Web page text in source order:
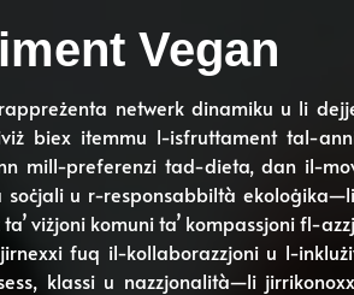
Vegan
netwerk dinamiku u li
biex itemmu l-isfruttament tal-
mill-preferenzi tad-dieta, dan il-
u r-responsabbiltà
viżjoni komuni ta’ kompassjoni fl-
fuq il-kollaborazzjoni u l-
klassi u nazzjonalità—li